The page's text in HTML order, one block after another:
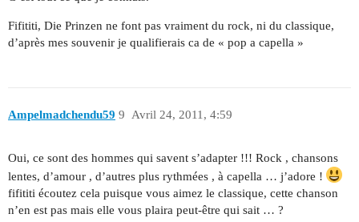
Fifititi, Die Prinzen ne font pas vraiment du rock, ni du classique,
d’après mes souvenir je qualifierais ca de « pop a capella »
Ampelmadchendu59 Avril 24, 2011, 4:59
9
Oui, ce sont des hommes qui savent s’adapter !!! Rock , chansons
lentes, d’amour , d’autres plus rythmées , à capella … j’adore !
fifititi écoutez cela puisque vous aimez le classique, cette chanson
n’en est pas mais elle vous plaira peut-être qui sait … ?